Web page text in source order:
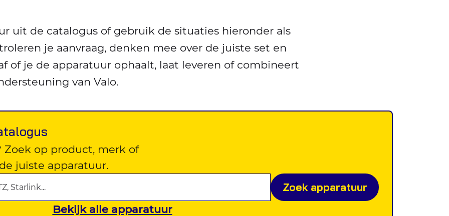
uit de catalogus of gebruik de situaties hieronder als
je aanvraag, denken mee over de juiste set en
of je de apparatuur ophaalt, laat leveren of combineert
van Valo.
op product, merk of
juiste apparatuur.
Zoek apparatuur
Bekijk alle apparatuur